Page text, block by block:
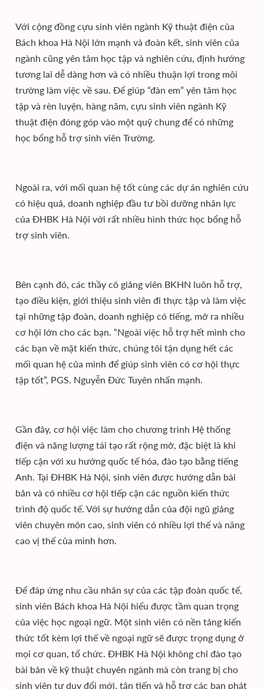
Với cộng đồng cựu sinh viên ngành Kỹ thuật điện của
Bách khoa Hà Nội lớn mạnh và đoàn kết, sinh viên của
ngành cũng yên tâm học tập và nghiên cứu, định hướng
tương lai dễ dàng hơn và có nhiều thuận lợi trong môi
trường làm việc về sau. Để giúp “đàn em” yên tâm học
tập và rèn luyện, hàng năm, cựu sinh viên ngành Kỹ
thuật điện đóng góp vào một quỹ chung để có những
học bổng hỗ trợ sinh viên Trường.
Ngoài ra, với mối quan hệ tốt cùng các dự án nghiên cứu
có hiệu quả, doanh nghiệp đầu tư bồi dưỡng nhân lực
của ĐHBK Hà Nội với rất nhiều hình thức học bổng hỗ
trợ sinh viên.
Bên cạnh đó, các thầy cô giảng viên BKHN luôn hỗ trợ,
tạo điều kiện, giới thiệu sinh viên đi thực tập và làm việc
tại những tập đoàn, doanh nghiệp có tiếng, mở ra nhiều
cơ hội lớn cho các bạn. “Ngoài việc hỗ trợ hết mình cho
các bạn về mặt kiến thức, chúng tôi tận dụng hết các
mối quan hệ của mình để giúp sinh viên có cơ hội thực
tập tốt”, PGS. Nguyễn Đức Tuyên nhấn mạnh.
Gần đây, cơ hội việc làm cho chương trình Hệ thống
điện và năng lượng tái tạo rất rộng mở, đặc biệt là khi
tiếp cận với xu hướng quốc tế hóa, đào tạo bằng tiếng
Anh. Tại ĐHBK Hà Nội, sinh viên được hướng dẫn bài
bản và có nhiều cơ hội tiếp cận các nguồn kiến thức
trình độ quốc tế. Với sự hướng dẫn của đội ngũ giảng
viên chuyên môn cao, sinh viên có nhiều lợi thế và nâng
cao vị thế của mình hơn.
Để đáp ứng nhu cầu nhân sự của các tập đoàn quốc tế,
sinh viên Bách khoa Hà Nội hiểu được tầm quan trọng
của việc học ngoại ngữ. Một sinh viên có nền tảng kiến
thức tốt kèm lợi thế về ngoại ngữ sẽ được trọng dụng ở
mọi cơ quan, tổ chức. ĐHBK Hà Nội không chỉ đào tạo
bài bản về kỹ thuật chuyên ngành mà còn trang bị cho
sinh viên tư duy đổi mới, tân tiến và hỗ trợ các bạn phát